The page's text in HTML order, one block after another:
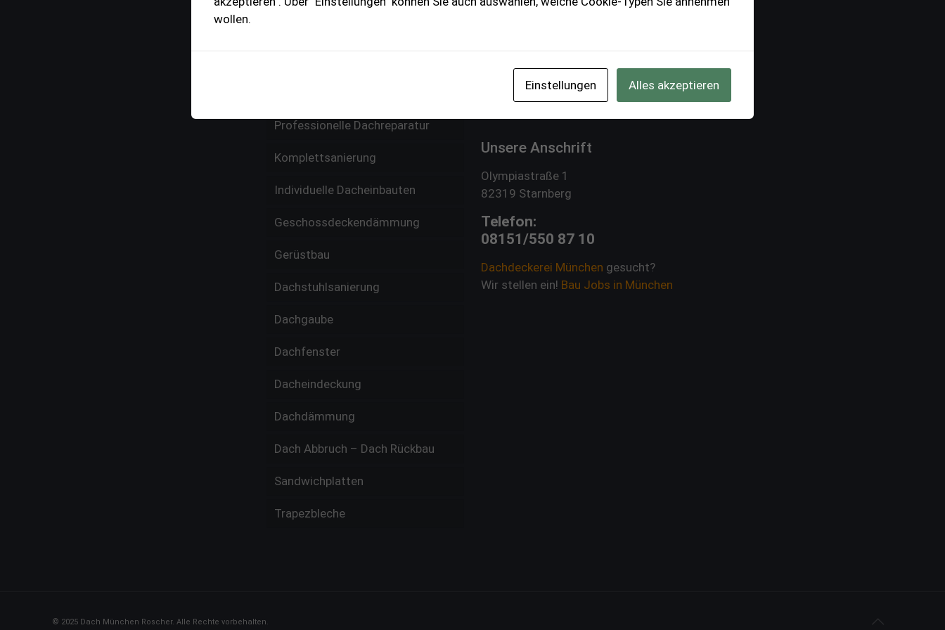
Dachwartung und Dachinspektion
Professionelle Dachreparatur
Komplettsanierung
Individuelle Dacheinbauten
Geschossdeckendämmung
Gerüstbau
Dachstuhlsanierung
Dachgaube
Dachfenster
Dacheindeckung
Dachdämmung
Dach Abbruch – Dach Rückbau
Sandwichplatten
Trapezbleche
Produkte
Brennholz München
Unsere Anschrift
Olympiastraße 1
82319 Starnberg
Telefon:
08151/550 87 10
Dachdeckerei München gesucht?
Wir stellen ein! Bau Jobs in München
© 2025 Dach München Roscher. Alle Rechte vorbehalten.
wollen.
Einstellungen Alles akzeptieren